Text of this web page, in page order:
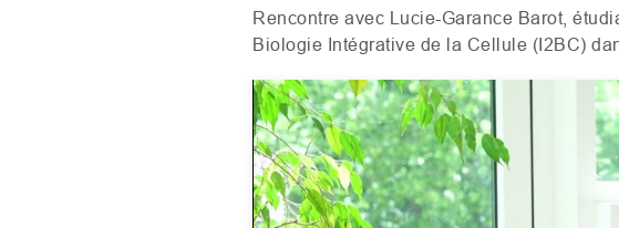
Rencontre avec Lucie-Garance Barot,
Biologie Intégrative de la Cellule (I2BC)